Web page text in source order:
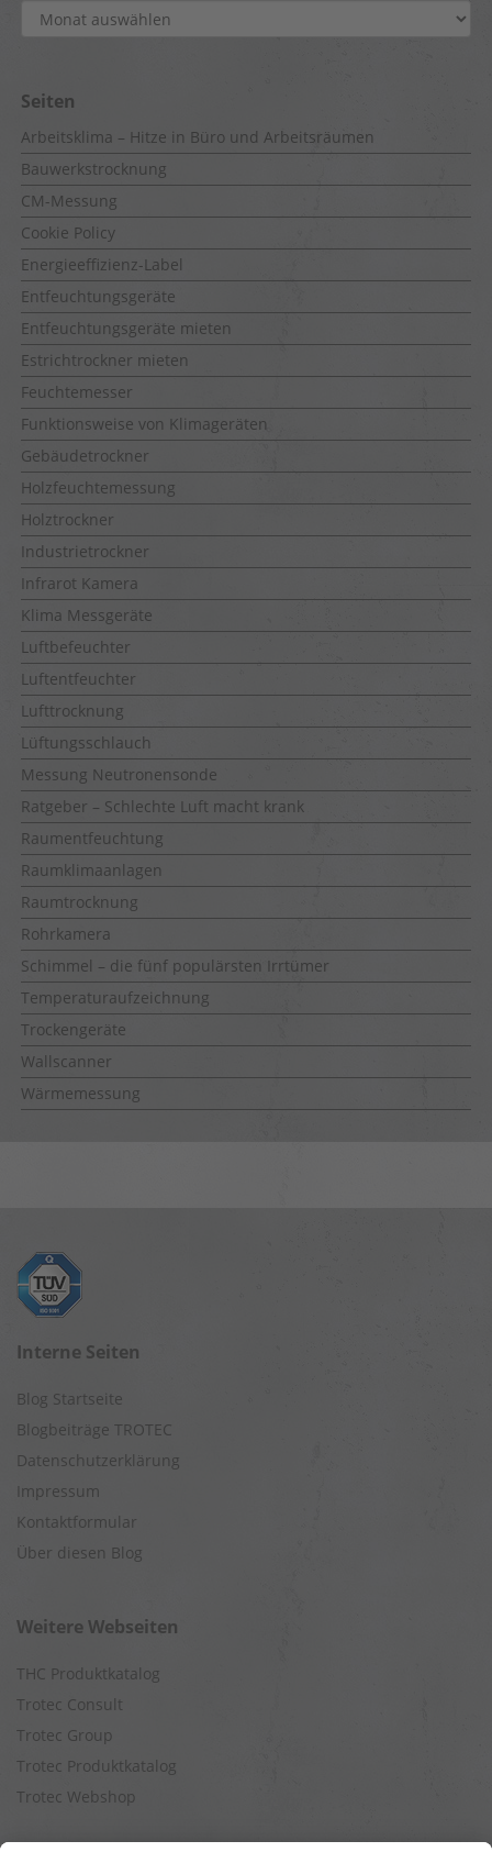
Archiv
Seiten
Arbeitsklima – Hitze in Büro und Arbeitsräumen
Bauwerkstrocknung
CM-Messung
Cookie Policy
Energieeffizienz-Label
Entfeuchtungsgeräte
Entfeuchtungsgeräte mieten
Estrichtrockner mieten
Feuchtemesser
Funktionsweise von Klimageräten
Gebäudetrockner
Holzfeuchtemessung
Holztrockner
Industrietrockner
Infrarot Kamera
Klima Messgeräte
Luftbefeuchter
Luftentfeuchter
Lufttrocknung
Lüftungsschlauch
Messung Neutronensonde
Ratgeber – Schlechte Luft macht krank
Raumentfeuchtung
Raumklimaanlagen
Raumtrocknung
Rohrkamera
Schimmel – die fünf populärsten Irrtümer
Temperaturaufzeichnung
Trockengeräte
Wallscanner
Wärmemessung
Interne Seiten
Blog Startseite
Blogbeiträge TROTEC
Datenschutzerklärung
Impressum
Kontaktformular
Über diesen Blog
Weitere Webseiten
THC Produktkatalog
Trotec Consult
Trotec Group
Trotec Produktkatalog
Trotec Webshop